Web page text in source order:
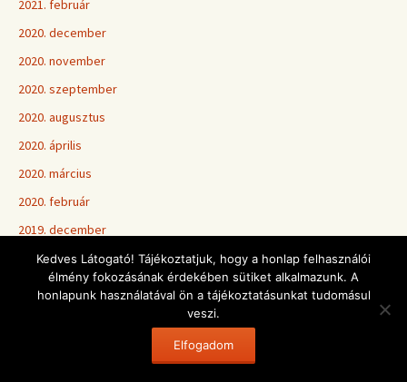
2021. február
2020. december
2020. november
2020. szeptember
2020. augusztus
2020. április
2020. március
2020. február
2019. december
2019. szeptember
2019. augusztus
Kedves Látogató! Tájékoztatjuk, hogy a honlap felhasználói
élmény fokozásának érdekében sütiket alkalmazunk. A
honlapunk használatával ön a tájékoztatásunkat tudomásul
veszi.
Elfogadom